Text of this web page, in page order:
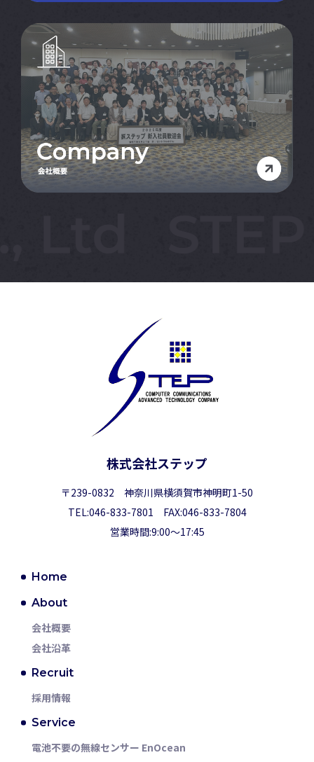
株式会社ステップ
〒239-0832 神奈川県横須賀市神明町1-50
TEL:046-833-7801 FAX:046-833-7804
営業時間:9:00～17:45
Home
About
会社概要
会社沿革
Recruit
採用情報
Service
電池不要の無線センサー EnOcean